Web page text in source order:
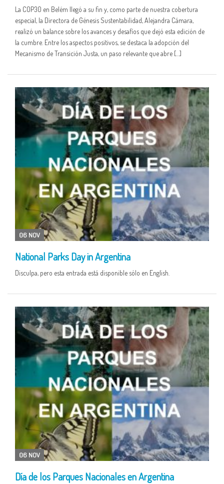
La COP30 en Belém llegó a su fin y, como parte de nuestra cobertura
especial, la Directora de Génesis Sustentabilidad, Alejandra Cámara,
realizó un balance sobre los avances y desafíos que dejó esta edición de
la cumbre. Entre los aspectos positivos, se destaca la adopción del
Mecanismo de Transición Justa, un paso relevante que abre […]
06 NOV
National Parks Day in Argentina
Disculpa, pero esta entrada está disponible sólo en English.
06 NOV
Día de los Parques Nacionales en Argentina